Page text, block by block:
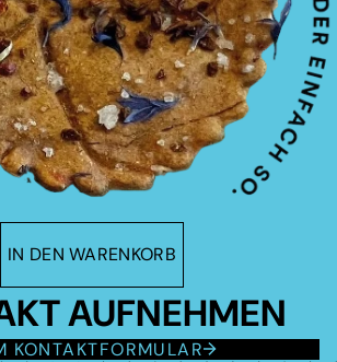
IN DEN WARENKORB
AUFNEHMEN
KONTAKTFORMULAR